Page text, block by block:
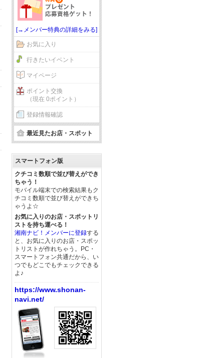
[→メンバー特典の詳細をみる]
お気に入り
行きたいイベント
マイページ
ポイント交換
（現在 0ポイント）
登録情報確認
最近見たお店・スポット
スマートフォン版
クチコミ数順で並び替えができ
ちゃう！
モバイル端末での検索結果もク
チコミ数順で並び替えができち
ゃうよ☆
お気に入りのお店・スポットリ
ストを持ち運べる！
湘南ナビ！メンバーに登録する
と、お気に入りのお店・スポッ
トリストが作れちゃう。PC・
スマートフォン共通だから、い
つでもどこでもチェックできる
よ♪
https://www.shonan-
navi.net/